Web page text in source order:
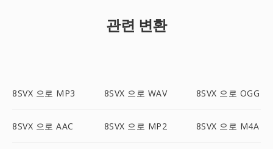
관련 변환
8SVX 으로 MP3 8SVX 으로 WAV 8SVX 으로 OGG
8SVX 으로 AAC 8SVX 으로 MP2 8SVX 으로 M4A